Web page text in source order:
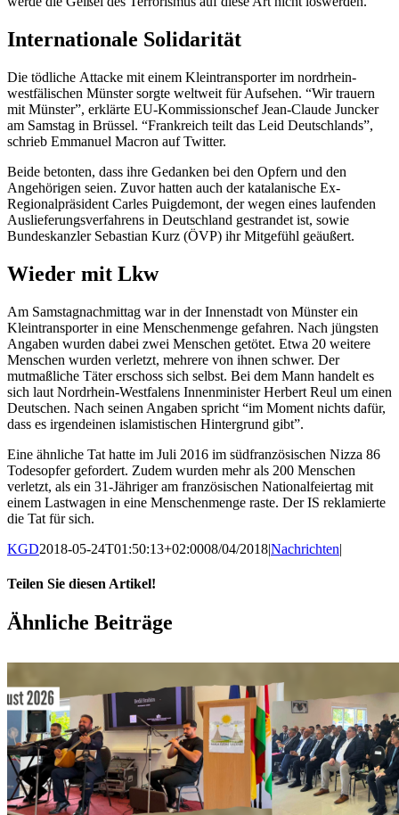
Internationale Solidarität
Die tödliche Attacke mit einem Kleintransporter im nordrhein-
westfälischen Münster sorgte weltweit für Aufsehen. “Wir trauern
mit Münster”, erklärte EU-Kommissionschef Jean-Claude Juncker
am Samstag in Brüssel. “Frankreich teilt das Leid Deutschlands”,
schrieb Emmanuel Macron auf Twitter.
Beide betonten, dass ihre Gedanken bei den Opfern und den
Angehörigen seien. Zuvor hatten auch der katalanische Ex-
Regionalpräsident Carles Puigdemont, der wegen eines laufenden
Auslieferungsverfahrens in Deutschland gestrandet ist, sowie
Bundeskanzler Sebastian Kurz (ÖVP) ihr Mitgefühl geäußert.
Wieder mit Lkw
Am Samstagnachmittag war in der Innenstadt von Münster ein
Kleintransporter in eine Menschenmenge gefahren. Nach jüngsten
Angaben wurden dabei zwei Menschen getötet. Etwa 20 weitere
Menschen wurden verletzt, mehrere von ihnen schwer. Der
mutmaßliche Täter erschoss sich selbst. Bei dem Mann handelt es
sich laut Nordrhein-Westfalens Innenminister Herbert Reul um einen
Deutschen. Nach seinen Angaben spricht “im Moment nichts dafür,
dass es irgendeinen islamistischen Hintergrund gibt”.
Eine ähnliche Tat hatte im Juli 2016 im südfranzösischen Nizza 86
Todesopfer gefordert. Zudem wurden mehr als 200 Menschen
verletzt, als ein 31-Jähriger am französischen Nationalfeiertag mit
einem Lastwagen in eine Menschenmenge raste. Der IS reklamierte
die Tat für sich.
KGD2018-05-24T01:50:13+02:0008/04/2018|Nachrichten|
Teilen Sie diesen Artikel!
Facebook
X
WhatsApp
Pinterest
E-
Mail
Ähnliche Beiträge